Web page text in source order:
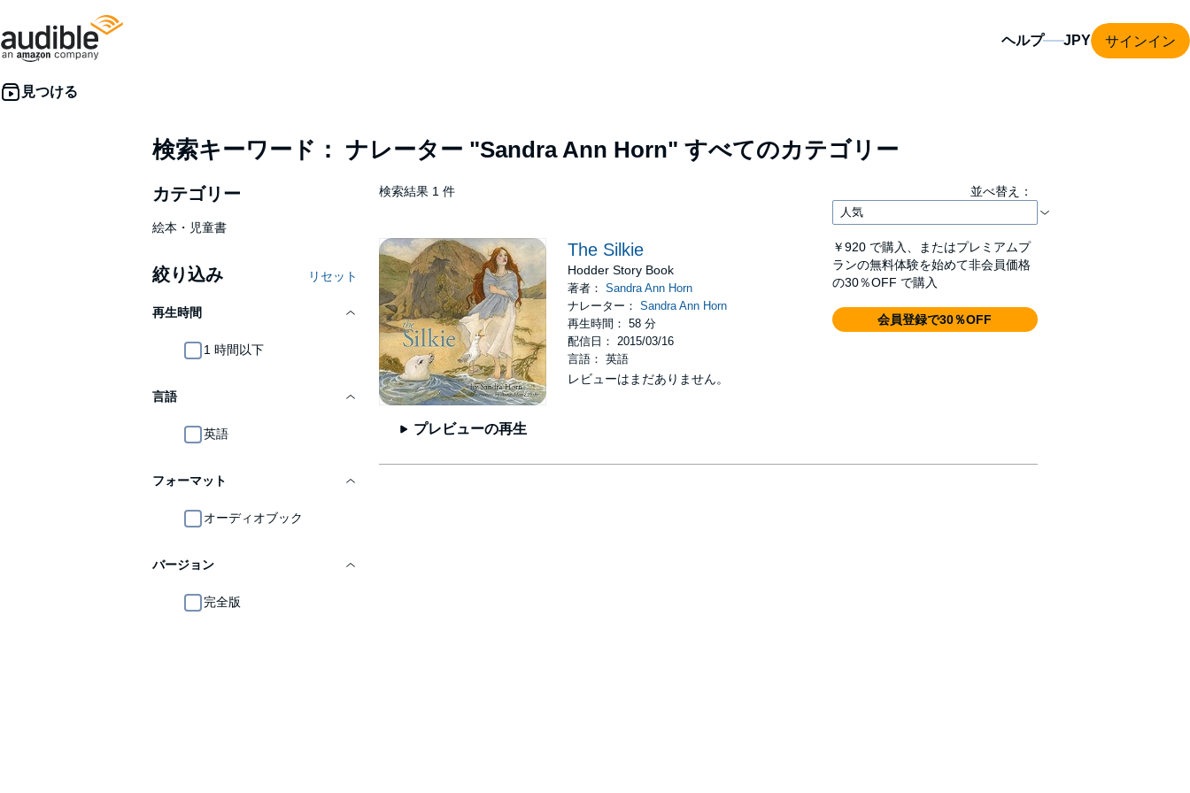
ヘルプ サインイン
検索キーワード： ナレーター "Sandra Ann Horn" すべてのカテゴリー
カテゴリー
絵本・児童書
絞り込み リセット
再生時間
1 時間以下
言語
英語
フォーマット
オーディオブック
バージョン
完全版
検索結果 1 件 並べ替え：
プレビューの再生
The Silkie
Hodder Story Book
著者：Sandra Ann Horn
ナレーター：Sandra Ann Horn
再生時間： 58 分
配信日： 2015/03/16
言語： 英語
レビューはまだありません。
￥920 で購入、またはプレミアムプ
ランの無料体験を始めて非会員価格
の30％OFF で購入
会員登録で30％OFF